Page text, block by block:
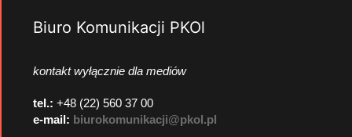
Biuro Komunikacji PKOl
kontakt wyłącznie dla mediów
tel.: +48 (22) 560 37 00
e-mail: biurokomunikacji@pkol.pl